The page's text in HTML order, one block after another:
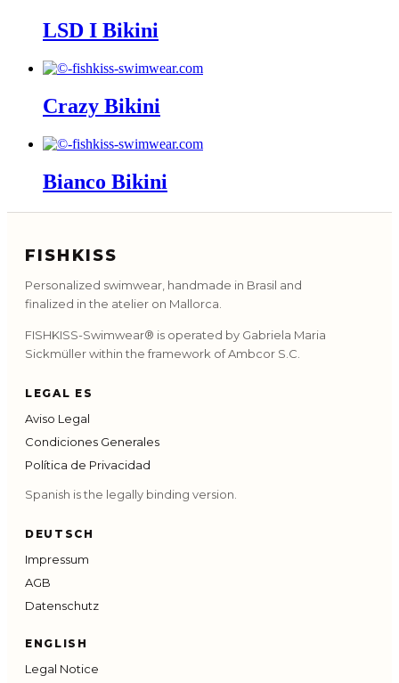
LSD I Bikini
Crazy Bikini
Bianco Bikini
FISHKISS
Personalized swimwear, handmade in Brasil and
finalized in the atelier on Mallorca.
FISHKISS-Swimwear® is operated by Gabriela Maria
Sickmüller within the framework of Ambcor S.C.
LEGAL ES
Aviso Legal
Condiciones Generales
Política de Privacidad
Spanish is the legally binding version.
DEUTSCH
Impressum
AGB
Datenschutz
ENGLISH
Legal Notice